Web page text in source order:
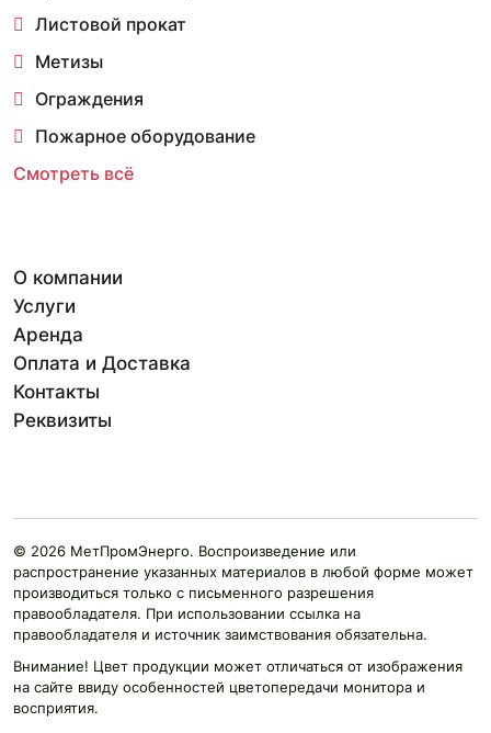
Листовой прокат
Метизы
Ограждения
Пожарное оборудование
Смотреть всё
О компании
Услуги
Аренда
Оплата и Доставка
Контакты
Реквизиты
© 2026 МетПромЭнерго. Воспроизведение или
распространение указанных материалов в любой форме может
производиться только с письменного разрешения
правообладателя. При использовании ссылка на
правообладателя и источник заимствования обязательна.
Внимание! Цвет продукции может отличаться от изображения
на сайте ввиду особенностей цветопередачи монитора и
восприятия.